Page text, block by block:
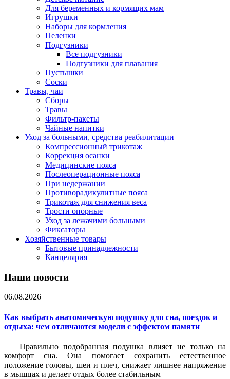
Для беременных и кормящих мам
Игрушки
Наборы для кормления
Пеленки
Подгузники
Все подгузники
Подгузники для плавания
Пустышки
Соски
Травы, чаи
Сборы
Травы
Фильтр-пакеты
Чайные напитки
Уход за больными, средства реабилитации
Компрессионный трикотаж
Коррекция осанки
Медицинские пояса
Послеоперационные пояса
При недержании
Противорадикулитные пояса
Трикотаж для снижения веса
Трости опорные
Уход за лежачими больными
Фиксаторы
Хозяйственные товары
Бытовые принадлежности
Канцелярия
Наши новости
06.08.2026
Как выбрать анатомическую подушку для сна, поездок и
отдыха: чем отличаются модели с эффектом памяти
Правильно подобранная подушка влияет не только на
комфорт сна. Она помогает сохранить естественное
положение головы, шеи и плеч, снижает лишнее напряжение
в мышцах и делает отдых более стабильным